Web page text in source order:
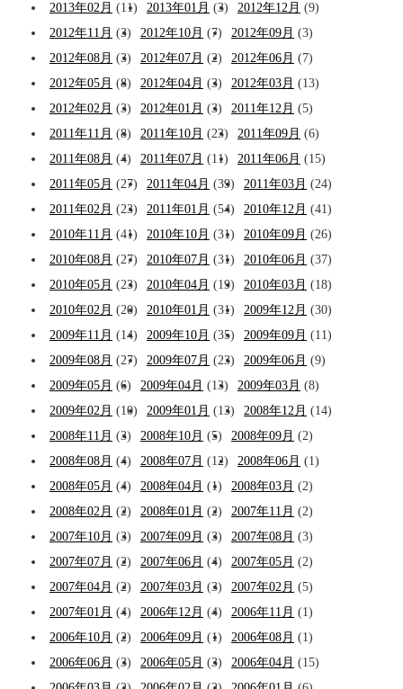
2013年02月 (11) 2013年01月 (3) 2012年12月 (9)
2012年11月 (3) 2012年10月 (7) 2012年09月 (3)
2012年08月 (3) 2012年07月 (2) 2012年06月 (7)
2012年05月 (8) 2012年04月 (3) 2012年03月 (13)
2012年02月 (3) 2012年01月 (3) 2011年12月 (5)
2011年11月 (8) 2011年10月 (23) 2011年09月 (6)
2011年08月 (4) 2011年07月 (11) 2011年06月 (15)
2011年05月 (27) 2011年04月 (39) 2011年03月 (24)
2011年02月 (23) 2011年01月 (54) 2010年12月 (41)
2010年11月 (41) 2010年10月 (31) 2010年09月 (26)
2010年08月 (27) 2010年07月 (31) 2010年06月 (37)
2010年05月 (23) 2010年04月 (19) 2010年03月 (18)
2010年02月 (20) 2010年01月 (31) 2009年12月 (30)
2009年11月 (14) 2009年10月 (35) 2009年09月 (11)
2009年08月 (27) 2009年07月 (23) 2009年06月 (9)
2009年05月 (6) 2009年04月 (13) 2009年03月 (8)
2009年02月 (10) 2009年01月 (13) 2008年12月 (14)
2008年11月 (3) 2008年10月 (5) 2008年09月 (2)
2008年08月 (4) 2008年07月 (12) 2008年06月 (1)
2008年05月 (4) 2008年04月 (1) 2008年03月 (2)
2008年02月 (2) 2008年01月 (2) 2007年11月 (2)
2007年10月 (3) 2007年09月 (3) 2007年08月 (3)
2007年07月 (2) 2007年06月 (4) 2007年05月 (2)
2007年04月 (2) 2007年03月 (3) 2007年02月 (5)
2007年01月 (4) 2006年12月 (4) 2006年11月 (1)
2006年10月 (2) 2006年09月 (1) 2006年08月 (1)
2006年06月 (3) 2006年05月 (3) 2006年04月 (15)